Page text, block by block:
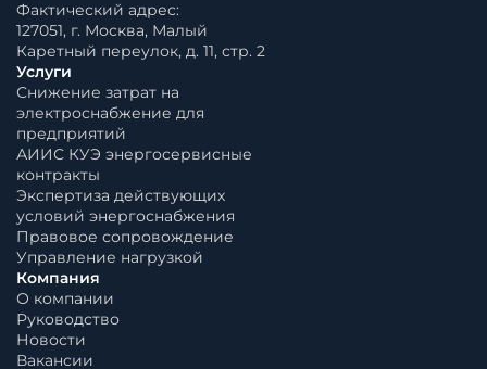
Фактический адрес:
127051, г. Москва, Малый
Каретный переулок, д. 11, стр. 2
Услуги
Снижение затрат на
электроснабжение для
предприятий
АИИС КУЭ энергосервисные
контракты
Экспертиза действующих
условий энергоснабжения
Правовое сопровождение
Управление нагрузкой
Компания
О компании
Руководство
Новости
Вакансии